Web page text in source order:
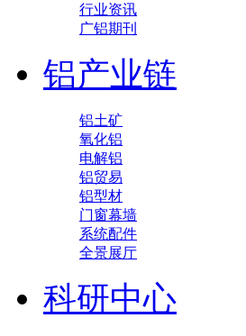
行业资讯
广铝期刊
铝产业链
铝土矿
氧化铝
电解铝
铝贸易
铝型材
门窗幕墙
系统配件
全景展厅
科研中心